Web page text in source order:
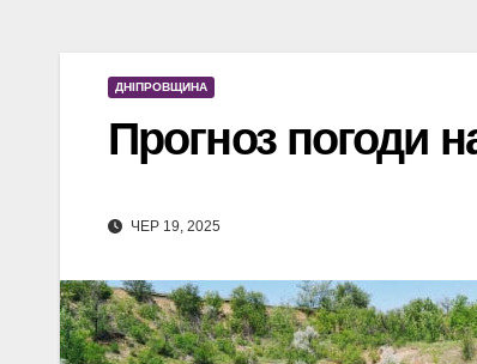
ДНІПРОВЩИНА
Прогноз погоди
ЧЕР 19, 2025